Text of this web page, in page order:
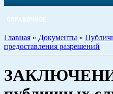
СПРАВОЧНОЕ
Главная » Документы »
предоставления разрешений
ЗАКЛЮЧЕНИЕ